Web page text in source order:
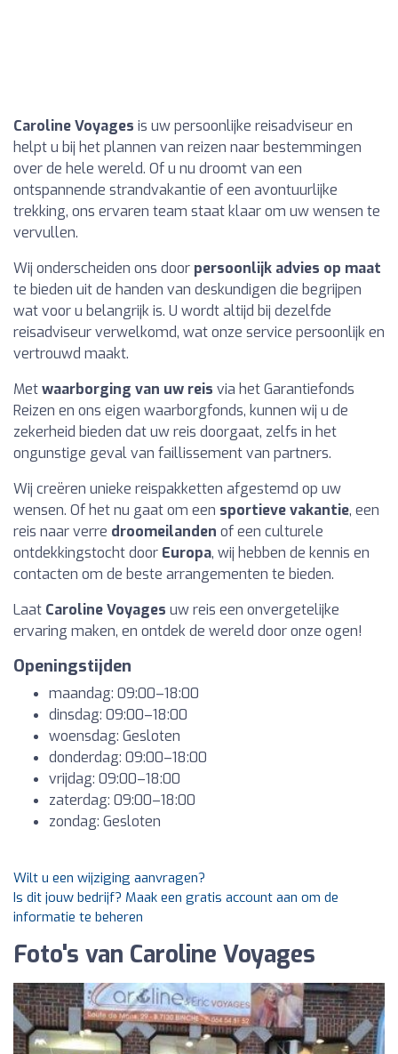
Caroline Voyages is uw persoonlijke reisadviseur en
helpt u bij het plannen van reizen naar bestemmingen
over de hele wereld. Of u nu droomt van een
ontspannende strandvakantie of een avontuurlijke
trekking, ons ervaren team staat klaar om uw wensen te
vervullen.
Wij onderscheiden ons door persoonlijk advies op maat
te bieden uit de handen van deskundigen die begrijpen
wat voor u belangrijk is. U wordt altijd bij dezelfde
reisadviseur verwelkomd, wat onze service persoonlijk en
vertrouwd maakt.
Metwaarborging van uw reis via het Garantiefonds
Reizen en ons eigen waarborgfonds, kunnen wij u de
zekerheid bieden dat uw reis doorgaat, zelfs in het
ongunstige geval van faillissement van partners.
Wij creëren unieke reispakketten afgestemd op uw
wensen. Of het nu gaat om een sportieve vakantie, een
reis naar verre droomeilanden of een culturele
ontdekkingstocht door Europa, wij hebben de kennis en
contacten om de beste arrangementen te bieden.
Laat Caroline Voyages uw reis een onvergetelijke
ervaring maken, en ontdek de wereld door onze ogen!
Openingstijden
maandag: 09:00–18:00
dinsdag: 09:00–18:00
woensdag: Gesloten
donderdag: 09:00–18:00
vrijdag: 09:00–18:00
zaterdag: 09:00–18:00
zondag: Gesloten
Wilt u een wijziging aanvragen?
Is dit jouw bedrijf? Maak een gratis account aan om de
informatie te beheren
Foto's van Caroline Voyages